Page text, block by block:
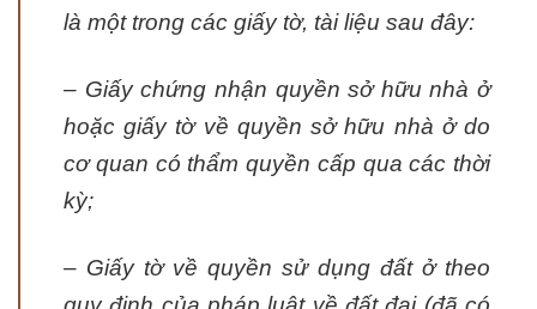
là một trong các giấy tờ, tài liệu sau đây:
– Giấy chứng nhận quyền sở hữu nhà ở
hoặc giấy tờ về quyền sở hữu nhà ở do
cơ quan có thẩm quyền cấp qua các thời
kỳ;
– Giấy tờ về quyền sử dụng đất ở theo